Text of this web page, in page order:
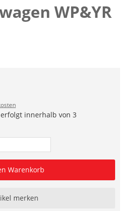
WP&YR
innerhalb von 3
Warenkorb
merken